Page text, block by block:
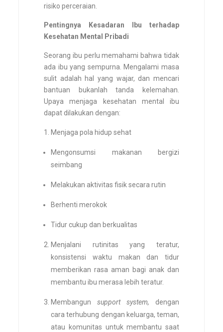
risiko perceraian.
Pentingnya Kesadaran Ibu terhadap
Kesehatan Mental Pribadi
Seorang ibu perlu memahami bahwa tidak
ada ibu yang sempurna. Mengalami masa
sulit adalah hal yang wajar, dan mencari
bantuan bukanlah tanda kelemahan.
Upaya menjaga kesehatan mental ibu
dapat dilakukan dengan:
Menjaga pola hidup sehat
Mengonsumsi makanan bergizi
seimbang
Melakukan aktivitas fisik secara rutin
Berhenti merokok
Tidur cukup dan berkualitas
Menjalani rutinitas yang teratur,
konsistensi waktu makan dan tidur
memberikan rasa aman bagi anak dan
membantu ibu merasa lebih teratur.
Membangun support system, dengan
cara terhubung dengan keluarga, teman,
atau komunitas untuk membantu saat